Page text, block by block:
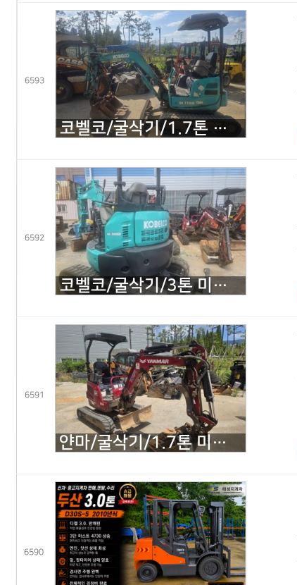
6593
코벨코/굴삭기/1.7톤 미니굴삭기/SK17 코끼리/2016년식
6592
코벨코/굴삭기/3톤 미니굴삭기/SK30SR 코끼리/2018년식
6591
얀마/굴삭기/1.7톤 미니굴삭기/VIO17 코끼리/2022년식
6590